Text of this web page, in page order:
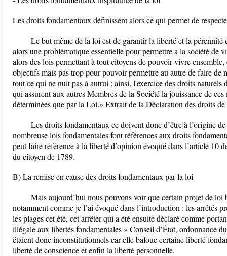
Les droits fondamentaux définissent alors ce qui permet de
Le but même de la loi est de garantir la liberté et la pérennité
alors une problématique essentielle pour permettre a la société de
alors des lois permettant à tout citoyens de pouvoir vivre
objectifs mais pas trop pour pouvoir permettre au autre de faire de
tout ce qui ne nuit pas à autrui : ainsi, l'exercice des droits naturels
qui assurent aux autres Membres de la Société la jouissance de
déterminées que par la Loi.» Extrait de la Déclaration des droits
Les droits fondamentaux ce doivent donc d’être à l’origine
nombreuse lois fondamentales font références aux droits
peut faire référence à la liberté d’opinion évoqué dans l’article 10
du citoyen de 1789.
B) La remise en cause des droits fondamentaux par la loi
Mais aujourd’hui nous pouvons voir que certain projet de loi
notamment comme je l’ai évoqué dans l’introduction : les arrêtés
les plages cet été, cet arrêter qui a été ensuite déclaré comme
illégale aux libertés fondamentales » Conseil d’État, ordonnance
étaient donc inconstitutionnels car elle bafoue certaine liberté
liberté de conscience et enfin la liberté personnelle.